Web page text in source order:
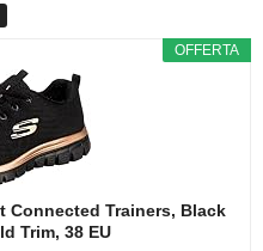
OFFERTA
Connected Trainers, Black
Trim, 38 EU